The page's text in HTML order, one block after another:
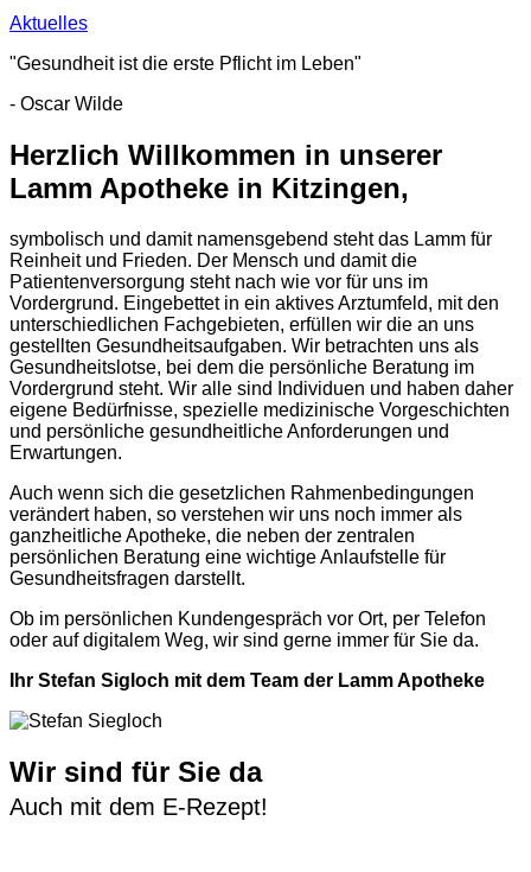
Aktuelles
"Gesundheit ist die erste Pflicht im Leben"
- Oscar Wilde
Herzlich Willkommen in unserer
Lamm Apotheke in Kitzingen,
symbolisch und damit namensgebend steht das Lamm für
Reinheit und Frieden. Der Mensch und damit die
Patientenversorgung steht nach wie vor für uns im
Vordergrund. Eingebettet in ein aktives Arztumfeld, mit den
unterschiedlichen Fachgebieten, erfüllen wir die an uns
gestellten Gesundheitsaufgaben. Wir betrachten uns als
Gesundheitslotse, bei dem die persönliche Beratung im
Vordergrund steht. Wir alle sind Individuen und haben daher
eigene Bedürfnisse, spezielle medizinische Vorgeschichten
und persönliche gesundheitliche Anforderungen und
Erwartungen.
Auch wenn sich die gesetzlichen Rahmenbedingungen
verändert haben, so verstehen wir uns noch immer als
ganzheitliche Apotheke, die neben der zentralen
persönlichen Beratung eine wichtige Anlaufstelle für
Gesundheitsfragen darstellt.
Ob im persönlichen Kundengespräch vor Ort, per Telefon
oder auf digitalem Weg, wir sind gerne immer für Sie da.
Ihr Stefan Sigloch mit dem Team der Lamm Apotheke
Wir sind für Sie da
Auch mit dem E-Rezept!